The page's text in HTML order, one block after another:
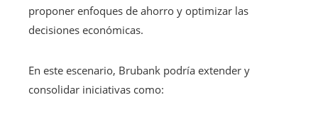
proponer enfoques de ahorro y optimizar las
decisiones económicas.
En este escenario, Brubank podría extender y
consolidar iniciativas como: